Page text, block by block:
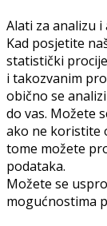
Alati za analizu
Kad posjetite
statistički
i takozvanim
obično se
do vas. Možete
ako ne koristite
tome možete
podataka.
Možete se
mogućnostima